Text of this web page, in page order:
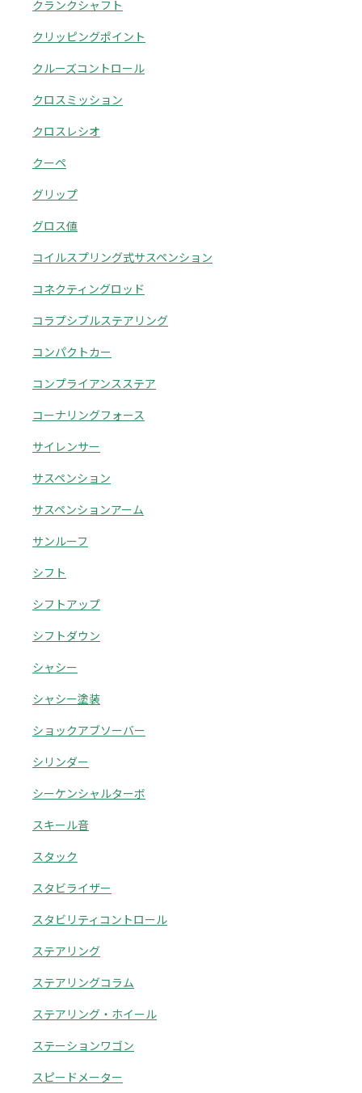
クランクシャフト
クリッピングポイント
クルーズコントロール
クロスミッション
クロスレシオ
クーペ
グリップ
グロス値
コイルスプリング式サスペンション
コネクティングロッド
コラプシブルステアリング
コンパクトカー
コンプライアンスステア
コーナリングフォース
サイレンサー
サスペンション
サスペンションアーム
サンルーフ
シフト
シフトアップ
シフトダウン
シャシー
シャシー塗装
ショックアブソーバー
シリンダー
シーケンシャルターボ
スキール音
スタック
スタビライザー
スタビリティコントロール
ステアリング
ステアリングコラム
ステアリング・ホイール
ステーションワゴン
スピードメーター